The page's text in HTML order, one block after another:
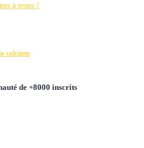
à tester !
calcium
de +8000 inscrits